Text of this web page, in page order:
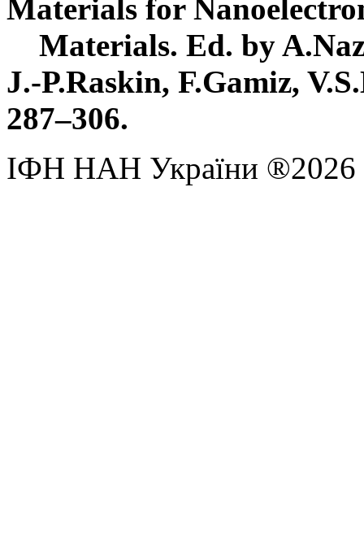
Materials for
Materials. Ed. by
J.-P.Raskin, F.Gamiz,
287–306.
ІФН НАН України ®2026